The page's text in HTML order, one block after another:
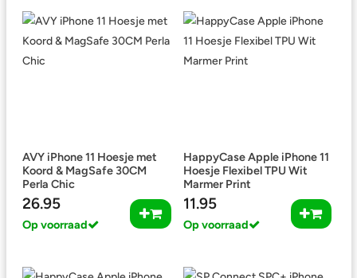
AVY iPhone 11 Hoesje met
Koord & MagSafe 30CM
Perla Chic
26.95
Op voorraad
HappyCase Apple iPhone 11
Hoesje Flexibel TPU Wit
Marmer Print
11.95
Op voorraad